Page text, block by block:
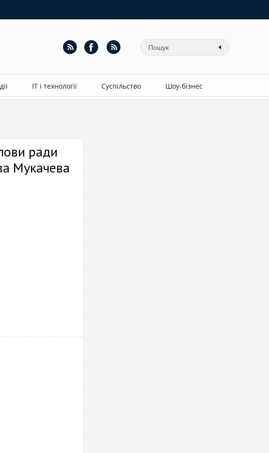
ІТ і технології Суспільство Шоу-бізнес
ради
Мукачева